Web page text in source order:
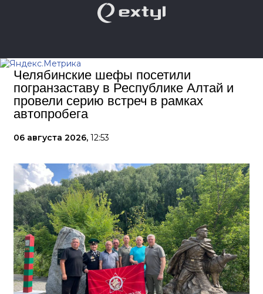
Челябинские шефы посетили
погранзаставу в Республике Алтай и
провели серию встреч в рамках
автопробега
06 августа 2026, 12:53